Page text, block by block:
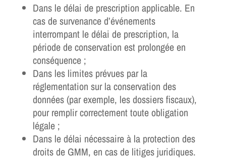
Dans le délai de prescription applicable. En
cas de survenance d’événements
interrompant le délai de prescription, la
période de conservation est prolongée en
conséquence ;
Dans les limites prévues par la
réglementation sur la conservation des
données (par exemple, les dossiers fiscaux),
pour remplir correctement toute obligation
légale ;
Dans le délai nécessaire à la protection des
droits de GMM, en cas de litiges juridiques.